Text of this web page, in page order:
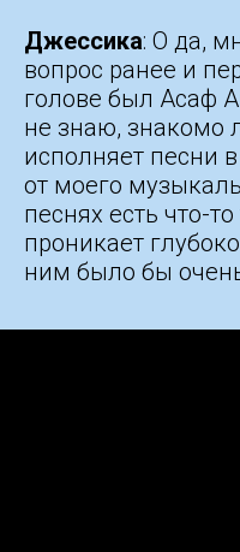
Джессика: О да,
вопрос ранее и
голове был Асаф
не знаю, знакомо
исполняет песни
от моего
песнях есть что-
проникает
ним было бы